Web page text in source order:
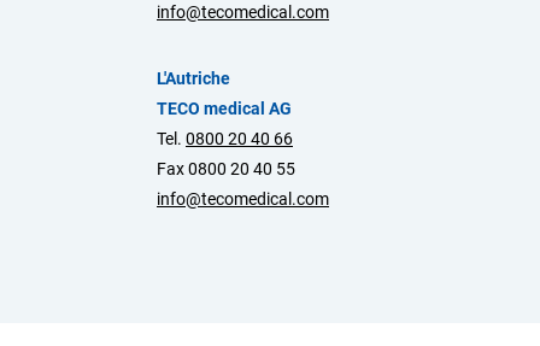
info@tecomedical.com
L'Autriche
TECO medical AG
Tel. 0800 20 40 66
Fax 0800 20 40 55
info@tecomedical.com